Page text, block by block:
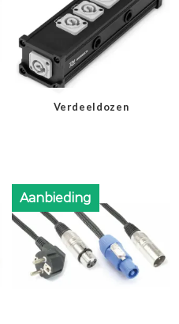
Verdeeldozen
Aanbieding